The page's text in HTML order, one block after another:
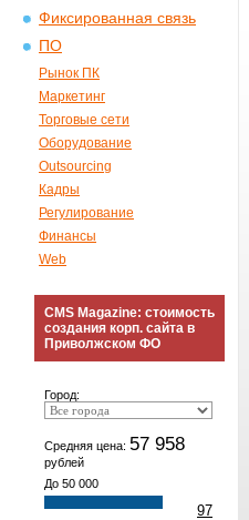
Фиксированная связь
ПО
Рынок ПК
Маркетинг
Торговые сети
Оборудование
Outsourcing
Кадры
Регулирование
Финансы
Web
CMS Magazine: стоимость
создания корп. сайта в
Приволжском ФО
Город:
Средняя цена: 57 958
рублей
До 50 000
97